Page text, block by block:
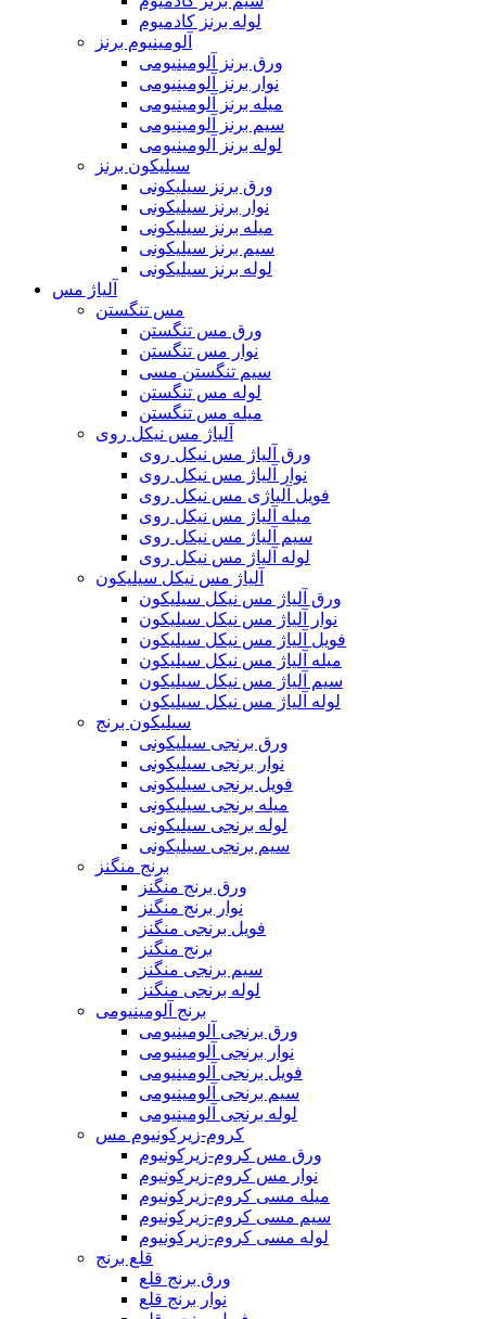
لوله برنز کادمیوم
آلومینیوم برنز
ورق برنز آلومینیومی
نوار برنز آلومینیومی
میله برنز آلومینیومی
سیم برنز آلومینیومی
لوله برنز آلومینیومی
سیلیکون برنز
ورق برنز سیلیکونی
نوار برنز سیلیکونی
میله برنز سیلیکونی
سیم برنز سیلیکونی
لوله برنز سیلیکونی
آلیاژ مس
مس تنگستن
ورق مس تنگستن
نوار مس تنگستن
سیم تنگستن مسی
لوله مس تنگستن
میله مس تنگستن
آلیاژ مس نیکل روی
ورق آلیاژ مس نیکل روی
نوار آلیاژ مس نیکل روی
فویل آلیاژی مس نیکل روی
میله آلیاژ مس نیکل روی
سیم آلیاژ مس نیکل روی
لوله آلیاژ مس نیکل روی
آلیاژ مس نیکل سیلیکون
ورق آلیاژ مس نیکل سیلیکون
نوار آلیاژ مس نیکل سیلیکون
فویل آلیاژ مس نیکل سیلیکون
میله آلیاژ مس نیکل سیلیکون
سیم آلیاژ مس نیکل سیلیکون
لوله آلیاژ مس نیکل سیلیکون
سیلیکون برنج
ورق برنجی سیلیکونی
نوار برنجی سیلیکونی
فویل برنجی سیلیکونی
میله برنجی سیلیکونی
لوله برنجی سیلیکونی
سیم برنجی سیلیکونی
برنج منگنز
ورق برنج منگنز
نوار برنج منگنز
فویل برنجی منگنز
برنج منگنز
سیم برنجی منگنز
لوله برنجی منگنز
برنج آلومینیومی
ورق برنجی آلومینیومی
نوار برنجی آلومینیومی
فویل برنجی آلومینیومی
سیم برنجی آلومینیومی
لوله برنجی آلومینیومی
کروم-زیرکونیوم مس
ورق مس کروم-زیرکونیوم
نوار مس کروم-زیرکونیوم
میله مسی کروم-زیرکونیوم
سیم مسی کروم-زیرکونیوم
لوله مسی کروم-زیرکونیوم
قلع برنج
ورق برنج قلع
نوار برنج قلع